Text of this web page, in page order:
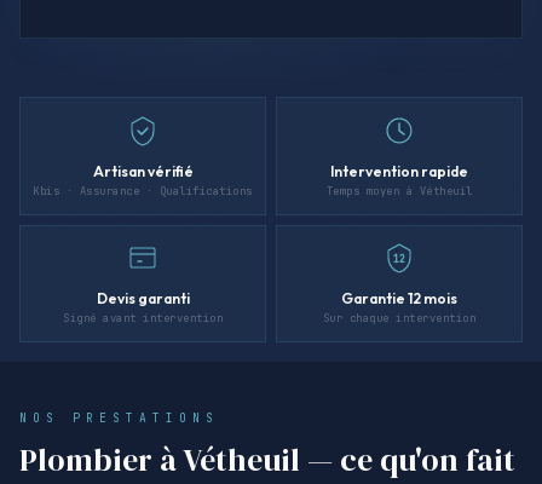
Artisan vérifié
Kbis · Assurance · Qualifications
Intervention rapide
Temps moyen à Vétheuil
Devis garanti
Signé avant intervention
12
Garantie 12 mois
Sur chaque intervention
NOS PRESTATIONS
Plombier à Vétheuil — ce qu'on fait